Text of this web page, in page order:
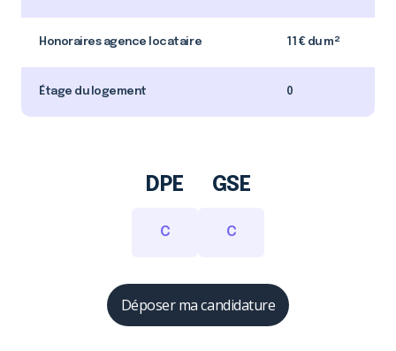
Honoraires agence locataire 11 € du m²
Étage du logement 0
DPE
C
GSE
C
Déposer ma candidature